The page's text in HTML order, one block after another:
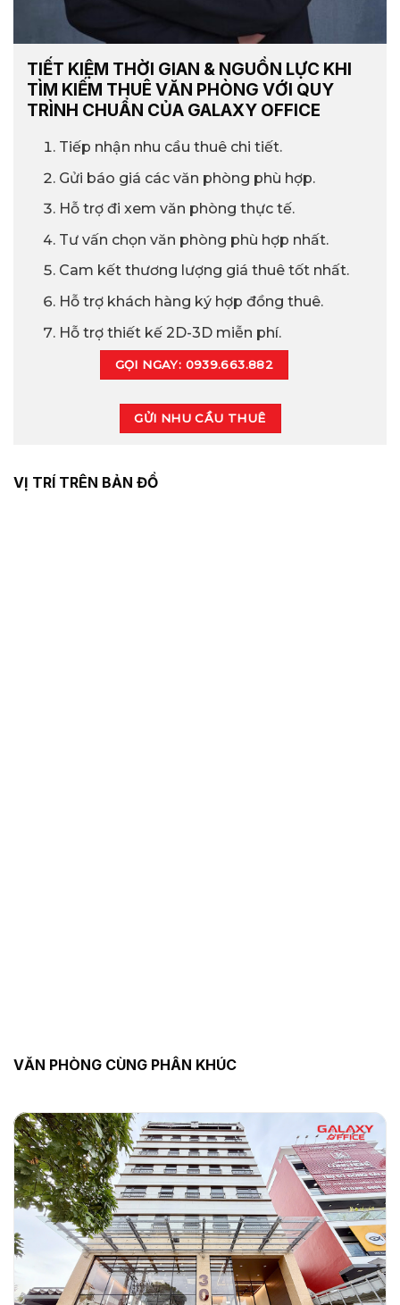
TIẾT KIỆM THỜI GIAN & NGUỒN LỰC KHI
TÌM KIẾM THUÊ VĂN PHÒNG VỚI QUY
TRÌNH CHUẨN CỦA GALAXY OFFICE
Tiếp nhận nhu cầu thuê chi tiết.
Gửi báo giá các văn phòng phù hợp.
Hỗ trợ đi xem văn phòng thực tế.
Tư vấn chọn văn phòng phù hợp nhất.
Cam kết thương lượng giá thuê tốt nhất.
Hỗ trợ khách hàng ký hợp đồng thuê.
Hỗ trợ thiết kế 2D-3D miễn phí.
GỌI NGAY: 0939.663.882
GỬI NHU CẦU THUÊ
VỊ TRÍ TRÊN BẢN ĐỒ
VĂN PHÒNG CÙNG PHÂN KHÚC